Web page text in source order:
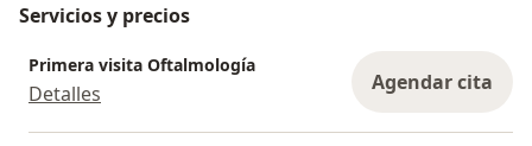
Servicios y precios
Primera visita Oftalmología
Detalles Agendar cita